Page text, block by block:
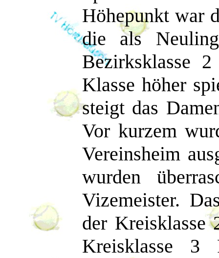
Höhepunkt war
die als
Bezirksklasse
Klasse höher
steigt das
Vor kurzem
Vereinsheim
wurden
Vizemeister.
der
Kreisklasse 3